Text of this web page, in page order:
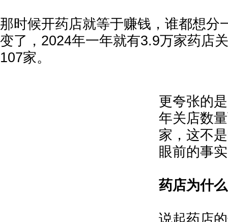
那时候开药店就等于赚钱，谁都想分
变了，2024年一年就有3.9万家药店
107家。
更夸张的
年关店数
家，这不
眼前的事
药店为什
说起药店